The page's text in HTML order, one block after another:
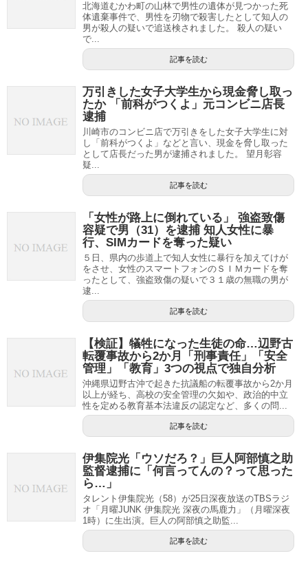
北海道むかわ町の山林で男性の遺体が見つかった死
体遺棄事件で、男性を刃物で殺害したとして知人の
男が殺人の疑いで追送検されました。 殺人の疑い
で...
記事を読む
万引きした女子大学生から現金脅し取っ
たか 「前科がつくよ」元コンビニ店長
逮捕
川崎市のコンビニ店で万引きをした女子大学生に対
し「前科がつくよ」などと言い、現金を脅し取った
として店長だった男が逮捕されました。 望月彰容
疑...
記事を読む
「女性が路上に倒れている」 強盗致傷
容疑で男（31）を逮捕 知人女性に暴
行、SIMカードを奪った疑い
５日、県内の歩道上で知人女性に暴行を加えてけが
をさせ、女性のスマートフォンのＳＩＭカードを奪
ったとして、強盗致傷の疑いで３１歳の無職の男が
逮...
記事を読む
【検証】犠牲になった生徒の命…辺野古
転覆事故から2か月「刑事責任」「安全
管理」「教育」3つの視点で独自分析
沖縄県辺野古沖で起きた抗議船の転覆事故から2か月
以上が経ち、高校の安全管理の欠如や、政治的中立
性を定める教育基本法違反の認定など、多くの問...
記事を読む
伊集院光「ウソだろ？」巨人阿部慎之助
監督逮捕に「何言ってんの？って思った
ら…」
タレント伊集院光（58）が25日深夜放送のTBSラジ
オ「月曜JUNK 伊集院光 深夜の馬鹿力」（月曜深夜
1時）に生出演。巨人の阿部慎之助監...
記事を読む